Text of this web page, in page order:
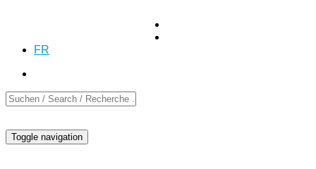
Demande
FR
Toggle navigation